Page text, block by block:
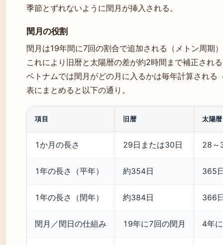
季節とずれないように閏月が挿入される。
閏月の役割
閏月は19年間に7回の割合で追加される（メトン周期
これにより旧暦と太陽暦の差が約2時間まで補正され
ベトナムでは閏月がどの月に入るかは毎年計算され
表にまとめると以下の通り。
項目 旧暦 太陽暦
1か月の長さ 29日または30日 28～
1年の長さ（平年） 約354日 365
1年の長さ（閏年） 約384日 366
閏月／閏日の仕組み 19年に7回の閏月 4年